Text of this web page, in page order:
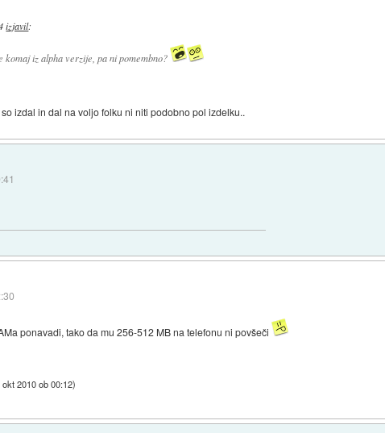
izjavil:
komaj iz alpha verzije, pa ni pomembno?
izdal in dal na voljo folku ni niti podobno pol izdelku..
ponavadi, tako da mu 256-512 MB na telefonu ni povšeči
okt 2010 ob 00:12)